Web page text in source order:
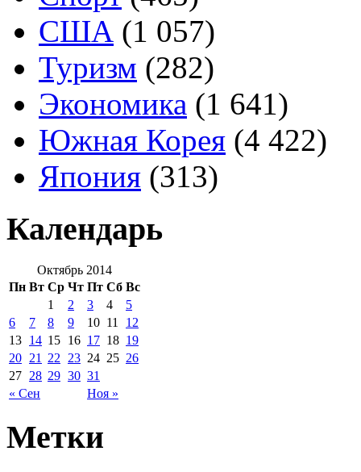
США (1 057)
Туризм (282)
Экономика (1 641)
Южная Корея (4 422)
Япония (313)
Календарь
Октябрь 2014
Пн Вт Ср Чт Пт Сб Вс
« Сен Ноя »
1 2 3 4
5
6
7 8 9 10 11
12
13 14 15 16 17 18 19
20 21 22 23 24 25 26
27 28 29 30 31
Метки